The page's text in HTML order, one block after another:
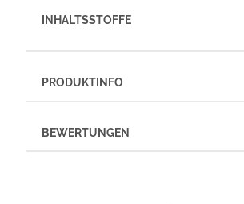
INHALTSSTOFFE
PRODUKTINFO
BEWERTUNGEN